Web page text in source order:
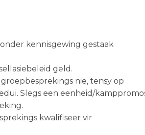
kennisgewing gestaak
geld.
nie, tensy op
Slegs een eenheid/
kwalifiseer vir